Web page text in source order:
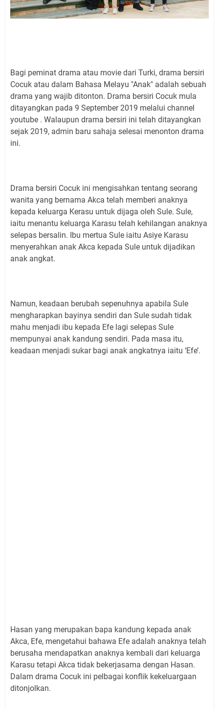
Bagi peminat drama atau movie dari Turki, drama bersiri
Cocuk atau dalam Bahasa Melayu "Anak" adalah sebuah
drama yang wajib ditonton. Drama bersiri Cocuk mula
ditayangkan pada 9 September 2019 melalui channel
youtube . Walaupun drama bersiri ini telah ditayangkan
sejak 2019, admin baru sahaja selesai menonton drama
ini.
Drama bersiri Cocuk ini mengisahkan tentang seorang
wanita yang bernama Akca telah memberi anaknya
kepada keluarga Kerasu untuk dijaga oleh Sule. Sule,
iaitu menantu keluarga Karasu telah kehilangan anaknya
selepas bersalin. Ibu mertua Sule iaitu Asiye Karasu
menyerahkan anak Akca kepada Sule untuk dijadikan
anak angkat.
Namun, keadaan berubah sepenuhnya apabila Sule
mengharapkan bayinya sendiri dan Sule sudah tidak
mahu menjadi ibu kepada Efe lagi selepas Sule
mempunyai anak kandung sendiri. Pada masa itu,
keadaan menjadi sukar bagi anak angkatnya iaitu ‘Efe’.
Hasan yang merupakan bapa kandung kepada anak
Akca, Efe, mengetahui bahawa Efe adalah anaknya telah
berusaha mendapatkan anaknya kembali dari keluarga
Karasu tetapi Akca tidak bekerjasama dengan Hasan.
Dalam drama Cocuk ini pelbagai konflik kekeluargaan
ditonjolkan.